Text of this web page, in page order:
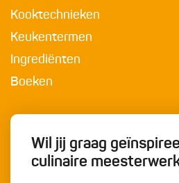
Kooktechnieken
Keukentermen
Ingrediënten
Boeken
Wil jij graag
culinaire